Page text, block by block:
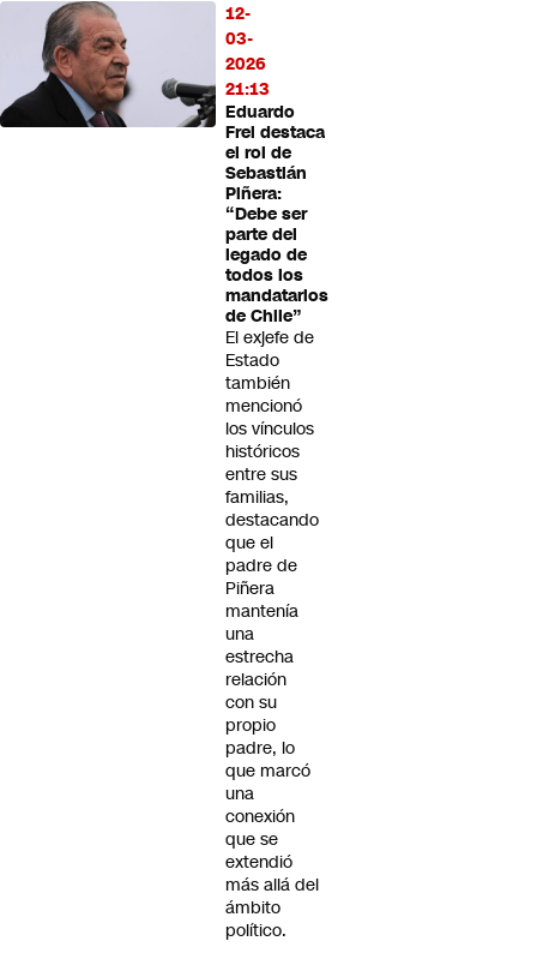
12-
03-
2026
21:13
Eduardo
Frei destaca
el rol de
Sebastián
Piñera:
“Debe ser
parte del
legado de
todos los
mandatarios
de Chile”
El exjefe de
Estado
también
mencionó
los vínculos
históricos
entre sus
familias,
destacando
que el
padre de
Piñera
mantenía
una
estrecha
relación
con su
propio
padre, lo
que marcó
una
conexión
que se
extendió
más allá del
ámbito
político.